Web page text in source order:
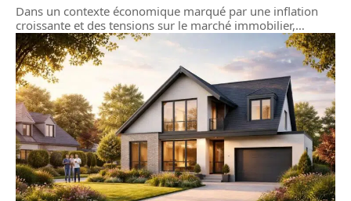
Dans un contexte économique marqué par une inflation
croissante et des tensions sur le marché immobilier,…